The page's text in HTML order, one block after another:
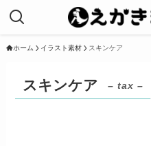
ホーム イラスト素材 スキンケア
スキンケア – tax –